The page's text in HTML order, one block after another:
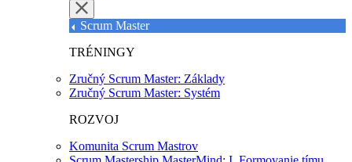
Scrum Master
TRÉNINGY
Zručný Scrum Master: Základy
Zručný Scrum Master: Systém
ROZVOJ
Komunita Scrum Mastrov